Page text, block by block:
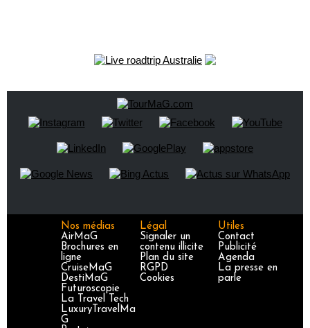
Nos médias
AirMaG
Brochures en
ligne
CruiseMaG
DestiMaG
Futuroscopie
La Travel Tech
LuxuryTravelMa
G
Légal
Signaler un
contenu illicite
Plan du site
RGPD
Cookies
Utiles
Contact
Publicité
Agenda
La presse en
parle